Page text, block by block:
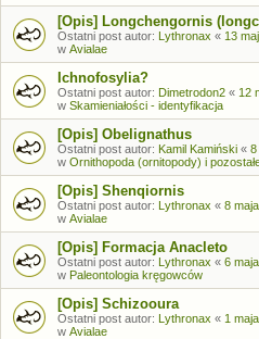
[Opis] Longchengornis
Ostatni post autor: Lythronax « 13
w Avialae
Ichnofosylia?
Ostatni post autor: Dimetrodon2 « 12
w Skamieniałości - identyfikacja
[Opis] Obelignathus
Ostatni post autor: Kamil Kamiński « 8
w Ornithopoda (ornitopody) i
[Opis] Shenqiornis
Ostatni post autor: Lythronax « 8
w Avialae
[Opis] Formacja Anacleto
Ostatni post autor: Lythronax « 6
w Paleontologia kręgowców
[Opis] Schizooura
Ostatni post autor: Lythronax « 1
w Avialae